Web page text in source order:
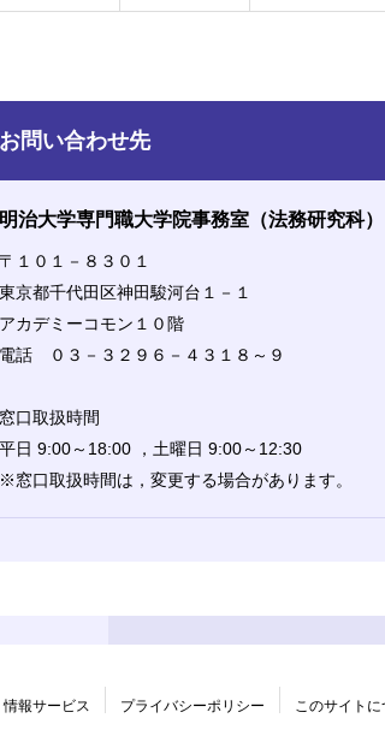
お問い合わせ先
明治大学専門職大学院事務室（法務研究科）
〒１０１－８３０１
東京都千代田区神田駿河台１－１
アカデミーコモン１０階
電話 ０３－３２９６－４３１８～９
窓口取扱時間
平日 9:00～18:00 ，土曜日 9:00～12:30
※窓口取扱時間は，変更する場合があります。
情報サービス プライバシーポリシー このサイトに